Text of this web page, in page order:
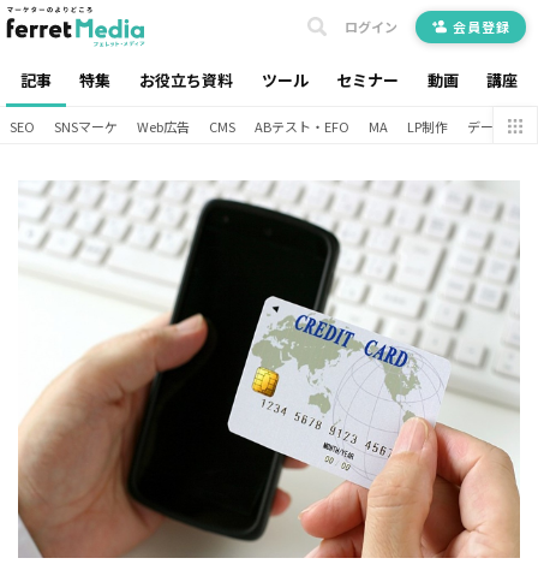
記事 特集 お役立ち資料 ツール セミナー 動画 講座
ログイン 会員登録
SEO SNSマーケ Web広告 CMS ABテスト・EFO MA LP制作 データ分析